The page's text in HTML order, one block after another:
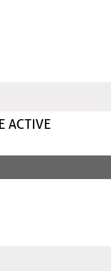
ACTIVE